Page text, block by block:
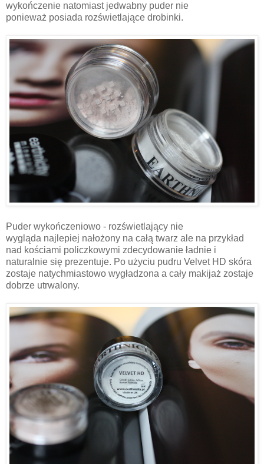
wykończenie natomiast jedwabny puder nie
ponieważ posiada rozświetlające drobinki.
Puder wykończeniowo - rozświetlający nie
wygląda najlepiej nałożony na całą twarz ale na przykład
nad kościami policzkowymi zdecydowanie ładnie i
naturalnie się prezentuje. Po użyciu pudru Velvet HD skóra
zostaje natychmiastowo wygładzona a cały makijaż zostaje
dobrze utrwalony.